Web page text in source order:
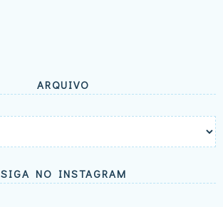
ARQUIVO
SIGA NO INSTAGRAM